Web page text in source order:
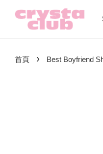
首頁 › Best Boyfriend